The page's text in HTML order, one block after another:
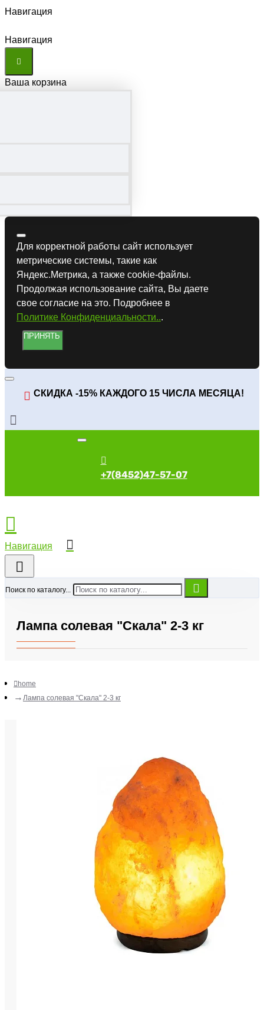
Навигация
Навигация
Ваша корзина
Для корректной работы сайт использует
метрические системы, такие как
Яндекс.Метрика, а также cookie-файлы.
Продолжая использование сайта, Вы даете
свое согласие на это. Подробнее в
Политике Конфиденциальности...
ПРИНЯТЬ
СКИДКА -15% КАЖДОГО 15 ЧИСЛА МЕСЯЦА!
+7(8452)47-57-07
Поиск по каталогу...
Лампа солевая "Скала" 2-3 кг
home
Лампа солевая "Скала" 2-3 кг